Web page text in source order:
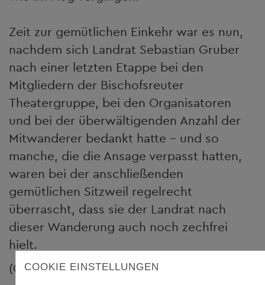
Zeit zur gemütlichen Einkehr war es nun,
nachdem sich Landrat Sebastian Gruber
nach einer letzten Etappe bei den
Mitgliedern der Bischofsreuter
Theatergruppe, bei den Organisatoren
und bei der überwältigenden Anzahl der
Mitwanderer bedankt hatte – und so
manche, die die Ansage verpasst hatten,
waren bei der anschließenden
gemütlichen Sitzweil regelrecht
überrascht, dass sie der Landrat nach
dieser Wanderung auch noch zechfrei
hielt.
(Quelle: PNP 23.06.2017)
COOKIE EINSTELLUNGEN